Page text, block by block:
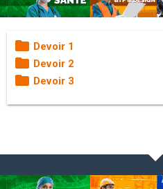
Devoir 1
Devoir 2
Devoir 3